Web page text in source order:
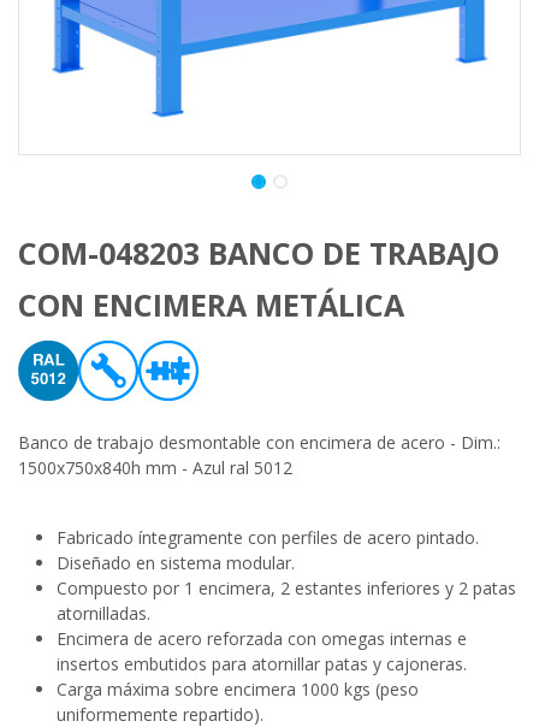
COM-048203 BANCO DE TRABAJO
CON ENCIMERA METÁLICA
Banco de trabajo desmontable con encimera de acero - Dim.:
1500x750x840h mm - Azul ral 5012
Fabricado íntegramente con perfiles de acero pintado.
Diseñado en sistema modular.
Compuesto por 1 encimera, 2 estantes inferiores y 2 patas
atornilladas.
Encimera de acero reforzada con omegas internas e
insertos embutidos para atornillar patas y cajoneras.
Carga máxima sobre encimera 1000 kgs (peso
uniformemente repartido).